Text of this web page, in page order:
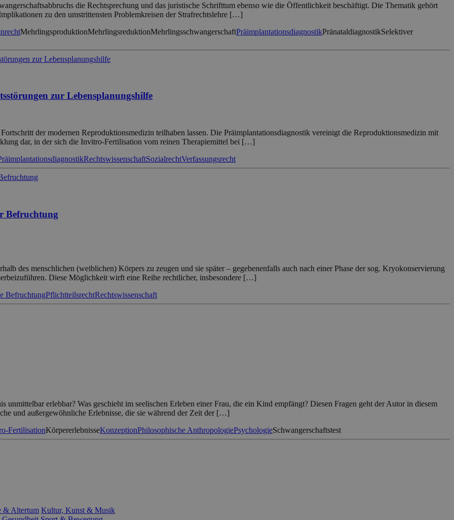
die Rechtsprechung und das juristische Schrifttum ebenso wie die Öffentlichkeit beschäftigt. Die Thematik gehört
zu den umstrittensten Problemkreisen der Strafrechtslehre […]
MehrlingsproduktionMehrlingsreduktionMehrlingsschwangerschaftPräimplantationsdiagnostikPränataldiagnostikSelektiver
zur Lebensplanungshilfe
der modernen Reproduktionsmedizin teilhaben lassen. Die Präimplantationsdiagnostik vereinigt die Reproduktionsmedizin mit
dar, in der sich die Invitro-Fertilisation vom reinen Therapiemittel bei […]
RechtswissenschaftSozialrechtVerfassungsrecht
Befruchtung
des menschlichen (weiblichen) Körpers zu zeugen und sie später – gegebenenfalls auch nach einer Phase der sog. Kryokonservierung
Diese Möglichkeit wirft eine Reihe rechtlicher, insbesondere […]
BefruchtungPflichtteilsrechtRechtswissenschaft
unmittelbar erlebbar? Was geschieht im seelischen Erleben einer Frau, die ein Kind empfängt? Diesen Fragen geht der Autor in diesem
und außergewöhnliche Erlebnisse, die sie während der Zeit der […]
FertilisationKörpererlebnisseKonzeptionPhilosophische AnthropologiePsychologieSchwangerschaftstest
& Altertum Kultur, Kunst & Musik